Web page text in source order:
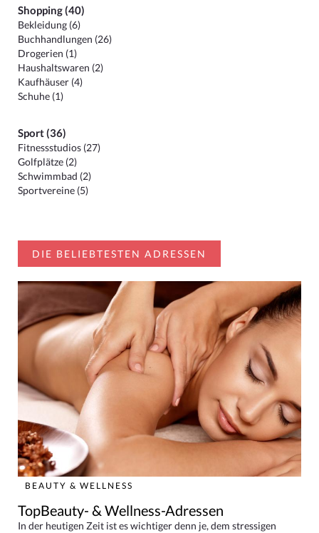
Shopping (40)
Bekleidung (6)
Buchhandlungen (26)
Drogerien (1)
Haushaltswaren (2)
Kaufhäuser (4)
Schuhe (1)
Sport (36)
Fitnessstudios (27)
Golfplätze (2)
Schwimmbad (2)
Sportvereine (5)
DIE BELIEBTESTEN ADRESSEN
BEAUTY & WELLNESS
TopBeauty- & Wellness-Adressen
In der heutigen Zeit ist es wichtiger denn je, dem stressigen